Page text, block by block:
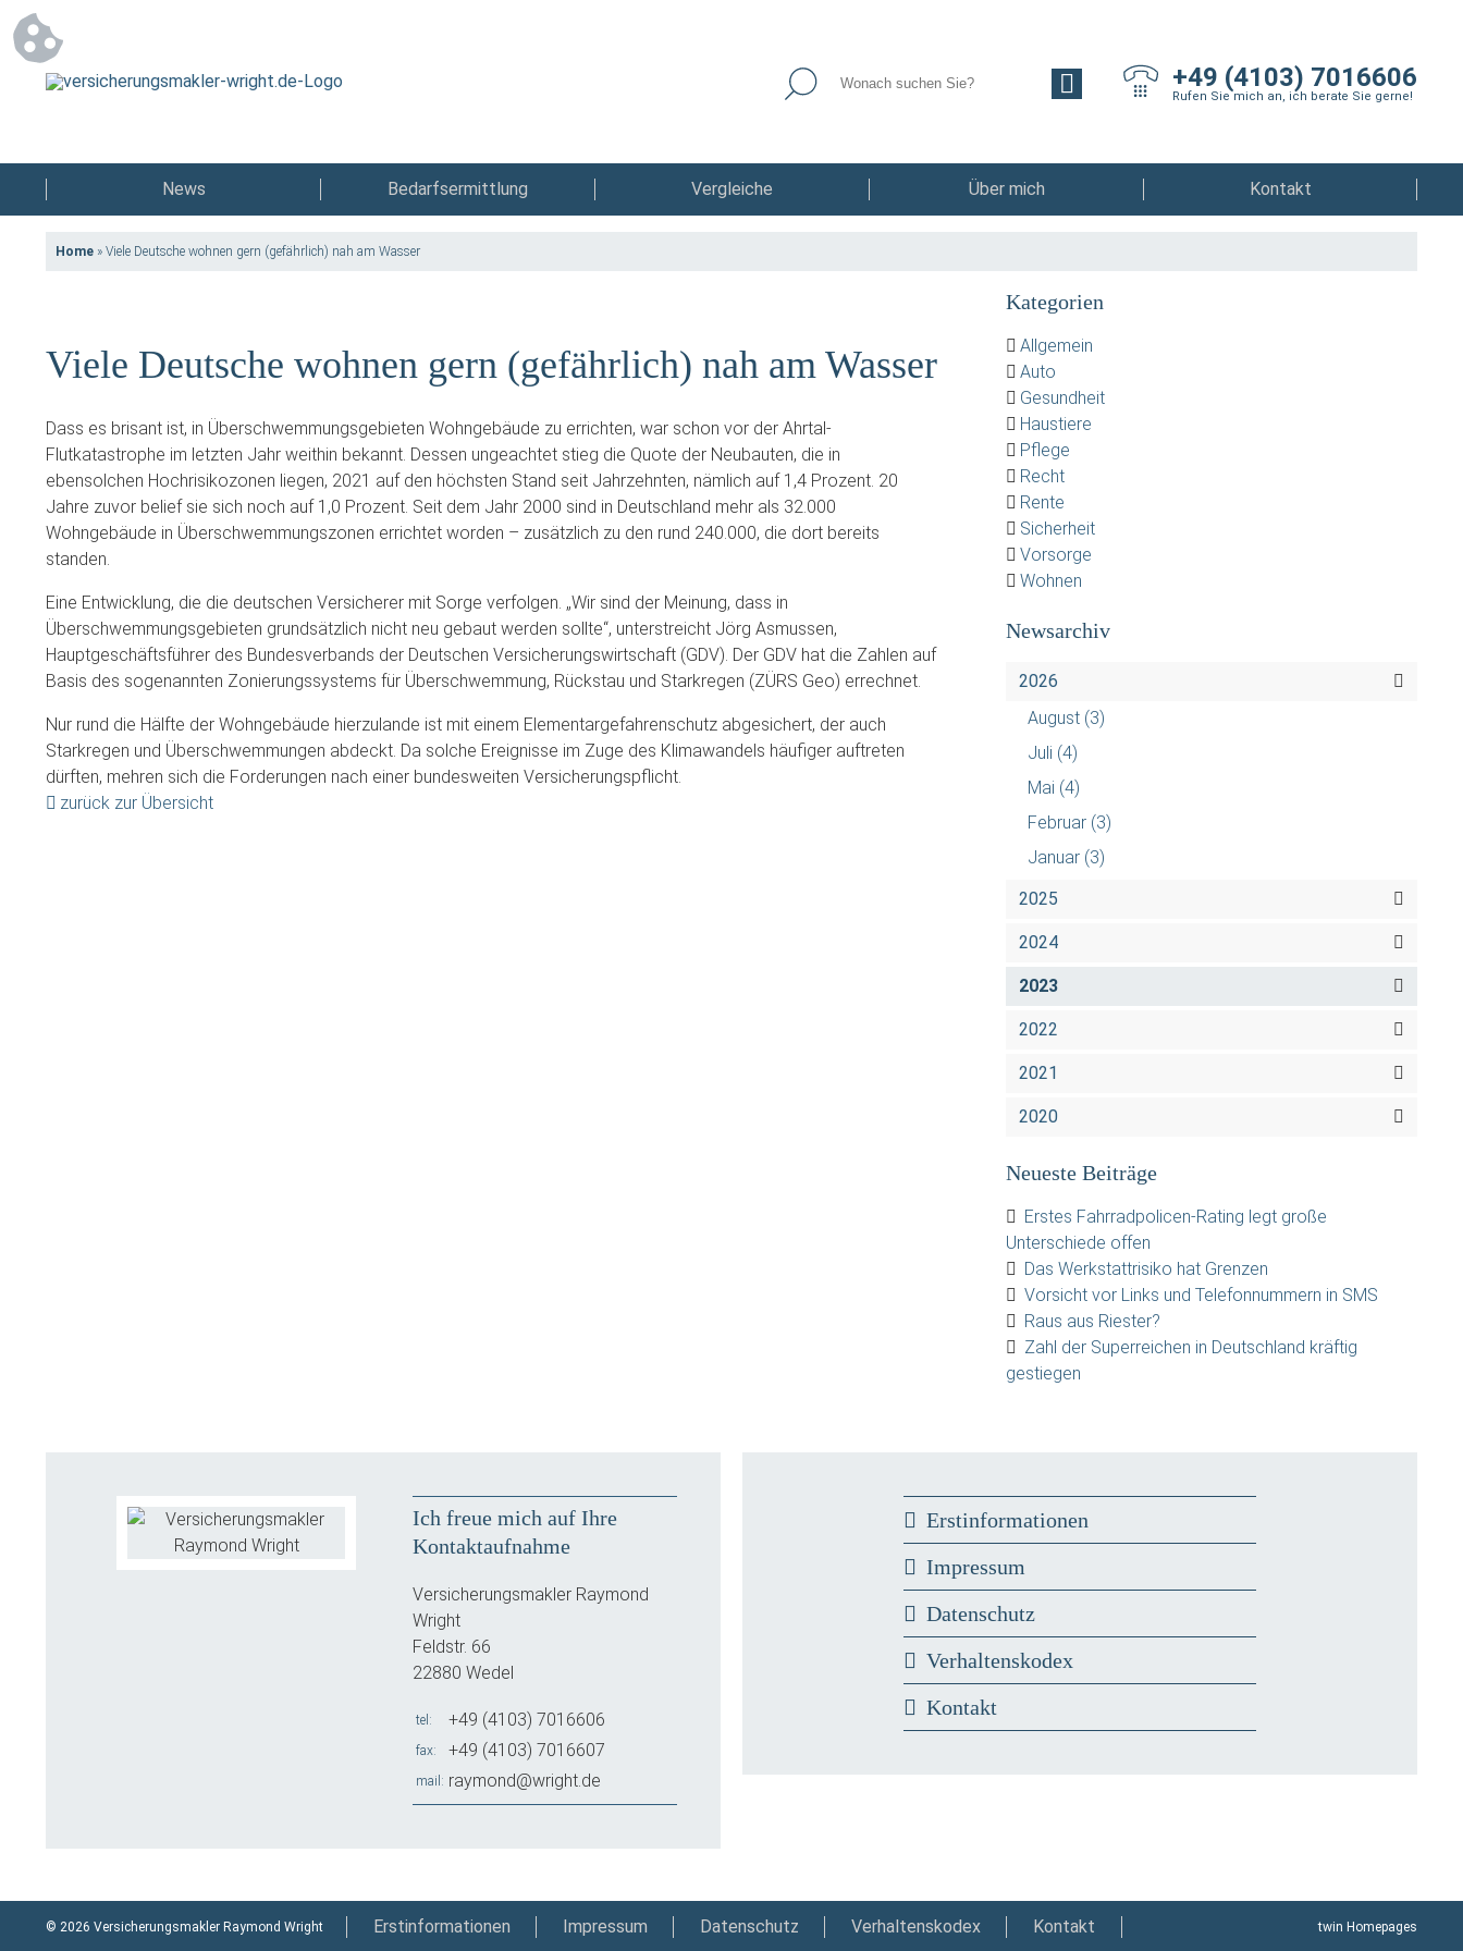
+49 (4103) 7016606
Rufen Sie mich an, ich berate Sie gerne!
News Bedarfsermittlung Vergleiche Über mich Kontakt
Home » Viele Deutsche wohnen gern (gefährlich) nah am Wasser
Viele Deutsche wohnen gern (gefährlich) nah am Wasser
Dass es brisant ist, in Überschwemmungsgebieten Wohngebäude zu errichten, war schon vor der Ahrtal-
Flutkatastrophe im letzten Jahr weithin bekannt. Dessen ungeachtet stieg die Quote der Neubauten, die in
ebensolchen Hochrisikozonen liegen, 2021 auf den höchsten Stand seit Jahrzehnten, nämlich auf 1,4 Prozent. 20
Jahre zuvor belief sie sich noch auf 1,0 Prozent. Seit dem Jahr 2000 sind in Deutschland mehr als 32.000
Wohngebäude in Überschwemmungszonen errichtet worden – zusätzlich zu den rund 240.000, die dort bereits
standen.
Eine Entwicklung, die die deutschen Versicherer mit Sorge verfolgen. „Wir sind der Meinung, dass in
Überschwemmungsgebieten grundsätzlich nicht neu gebaut werden sollte“, unterstreicht Jörg Asmussen,
Hauptgeschäftsführer des Bundesverbands der Deutschen Versicherungswirtschaft (GDV). Der GDV hat die Zahlen auf
Basis des sogenannten Zonierungssystems für Überschwemmung, Rückstau und Starkregen (ZÜRS Geo) errechnet.
Nur rund die Hälfte der Wohngebäude hierzulande ist mit einem Elementargefahrenschutz abgesichert, der auch
Starkregen und Überschwemmungen abdeckt. Da solche Ereignisse im Zuge des Klimawandels häufiger auftreten
dürften, mehren sich die Forderungen nach einer bundesweiten Versicherungspflicht.
zurück zur Übersicht
Kategorien
Allgemein
Auto
Gesundheit
Haustiere
Pflege
Recht
Rente
Sicherheit
Vorsorge
Wohnen
Newsarchiv
2026
August (3)
Juli (4)
Mai (4)
Februar (3)
Januar (3)
2025
2024
2023
2022
2021
2020
Neueste Beiträge
Erstes Fahrradpolicen-Rating legt große
Unterschiede offen
Das Werkstattrisiko hat Grenzen
Vorsicht vor Links und Telefonnummern in SMS
Raus aus Riester?
Zahl der Superreichen in Deutschland kräftig
gestiegen
Ich freue mich auf Ihre
Kontaktaufnahme
Versicherungsmakler Raymond
Wright
Feldstr. 66
22880 Wedel
tel +49 (4103) 7016606
fax +49 (4103) 7016607
mail raymond@wright.de
Erstinformationen
Impressum
Datenschutz
Verhaltenskodex
Kontakt
Erstinformationen Impressum Datenschutz Verhaltenskodex Kontakt
© 2026 Versicherungsmakler Raymond Wright twin Homepages